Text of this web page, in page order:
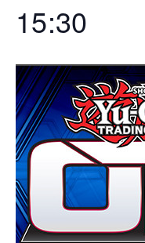
15:30